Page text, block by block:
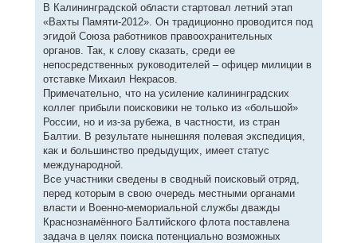
и
е
В Калининградской области стартовал летний этап
«Вахты Памяти-2012». Он традиционно проводится под
эгидой Союза работников правоохранительных
органов. Так, к слову сказать, среди ее
непосредственных руководителей – офицер милиции в
отставке Михаил Некрасов.
Примечательно, что на усиление калининградских
коллег прибыли поисковики не только из «большой»
России, но и из-за рубежа, в частности, из стран
Балтии. В результате нынешняя полевая экспедиция,
как и большинство предыдущих, имеет статус
международной.
Все участники сведены в сводный поисковый отряд,
перед которым в свою очередь местными органами
власти и Военно-мемориальной службы дважды
Краснознамённого Балтийского флота поставлена
задача в целях поиска потенциально возможных